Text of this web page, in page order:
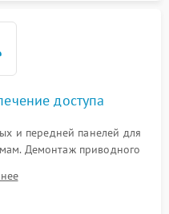
доступа
и передней панелей для
Демонтаж приводного
к ТЭНу, компрессору,